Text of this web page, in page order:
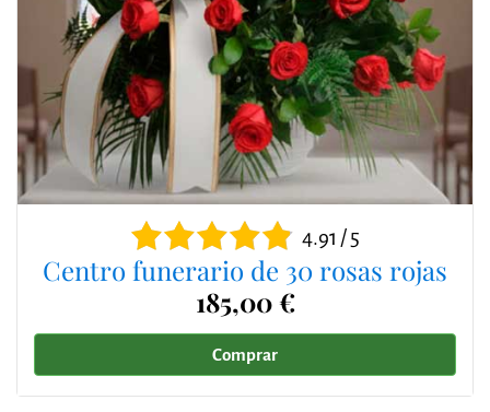
4.91 / 5
Centro funerario de 30 rosas rojas
185,00 €
Comprar